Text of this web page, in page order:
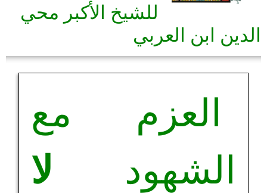
للشيخ الأكبر محي
الدين ابن العربي
العزم مع
الشهود لا